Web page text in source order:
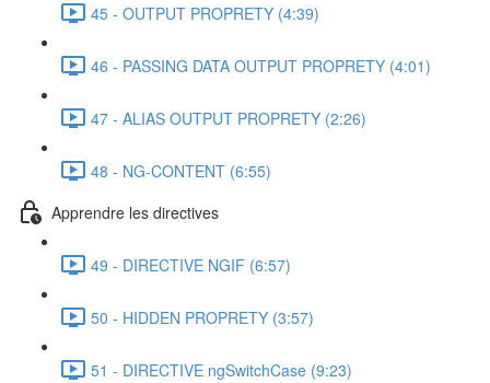
45 - OUTPUT PROPRETY (4:39)
46 - PASSING DATA OUTPUT PROPRETY (4:01)
47 - ALIAS OUTPUT PROPRETY (2:26)
48 - NG-CONTENT (6:55)
Apprendre les directives
49 - DIRECTIVE NGIF (6:57)
50 - HIDDEN PROPRETY (3:57)
51 - DIRECTIVE ngSwitchCase (9:23)